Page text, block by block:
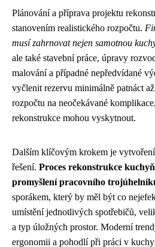
Plánování a příprava projektu
stanovením realistického rozpočtu.
musí zahrnovat nejen samotnou
ale také stavební práce, úpravy
malování a případné nepředvídané
vyčlenit rezervu minimálně patnáct
rozpočtu na neočekávané
rekonstrukce mohou vyskytnout.
Dalším klíčovým krokem je
řešení. Proces rekonstrukce
promyšlení pracovního
sporákem, který by měl být co
umístění jednotlivých spotřebičů,
a typ úložných prostor. Moderní
ergonomii a pohodlí při práci v